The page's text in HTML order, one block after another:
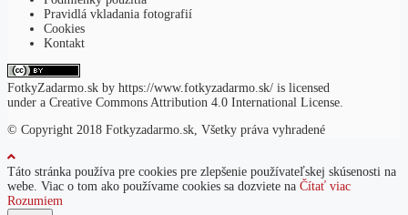
Pravidlá vkladania fotografií
Cookies
Kontakt
FotkyZadarmo.sk by https://www.fotkyzadarmo.sk/ is licensed
under a Creative Commons Attribution 4.0 International License.
© Copyright 2018 Fotkyzadarmo.sk, Všetky práva vyhradené
Táto stránka používa pre cookies pre zlepšenie používateľskej skúsenosti na
webe. Viac o tom ako používame cookies sa dozviete na Čítať viac
Rozumiem